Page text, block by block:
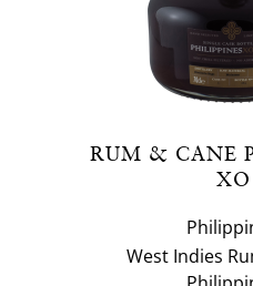
RUM & CANE
XO
West Indies